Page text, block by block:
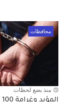
محافظات
منذ بضع لحظات